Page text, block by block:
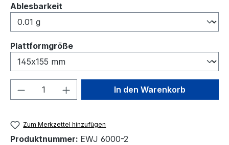
Ablesbarkeit
Plattformgrößeauswählen
Produkt Anzahl: Gib denIn den Warenkorb
Zum Merkzettel hinzufügen
Produktnummer: EWJ 6000-2